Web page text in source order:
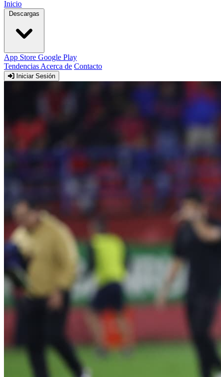
Inicio
Descargas
App Store Google Play
Tendencias Acerca de Contacto
Iniciar Sesión